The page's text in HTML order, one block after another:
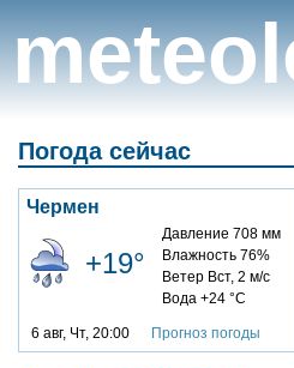
Погода сейчас
Чермен
+19°
Давление 708 мм
Влажность 76%
Ветер Вст, 2 м/с
Вода +24 °C
6 авг, Чт, 20:00 Прогноз погоды